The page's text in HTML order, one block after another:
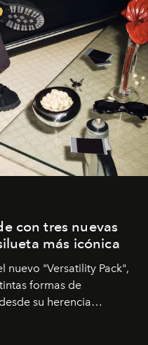
con tres nuevas
más icónica
nuevo "Versatility Pack",
formas de
su herencia